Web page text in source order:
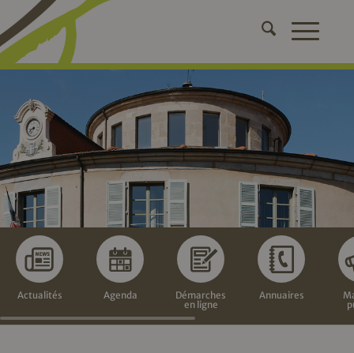
Actualités Agenda
Démarches
en ligne
Annuaires